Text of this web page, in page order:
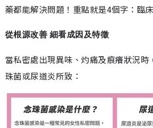
藥都能解決問題！重點就是4個字：臨
從根源改善 細看成因及特徵
當私密處出現異味、灼痛及痕癢狀況時
珠菌或尿道炎所致：